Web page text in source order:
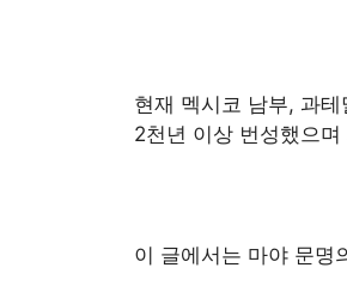
현재 멕시코 남부, 과
2천년 이상 번성했으
이 글에서는 마야 문명